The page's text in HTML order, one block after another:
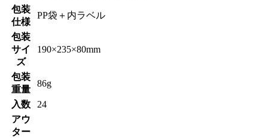
包装
仕様
PP袋＋内ラベル
包装
サイ
ズ
190×235×80mm
包装
重量
86g
入数
24
アウ
ター